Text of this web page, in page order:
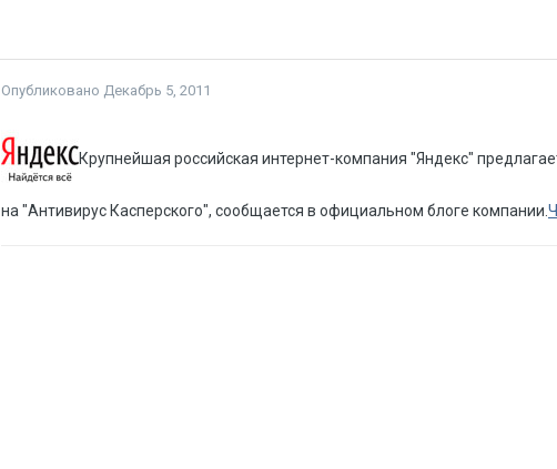
Опубликовано Декабрь 5, 2011
Крупнейшая российская интернет-компания "Яндекс"
на "Антивирус Касперского", сообщается в официальном блоге компании.